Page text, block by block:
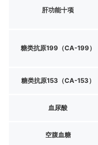
肝功能十项
糖类抗原199（CA-199）
糖类抗原153（CA-153）
血尿酸
空腹血糖